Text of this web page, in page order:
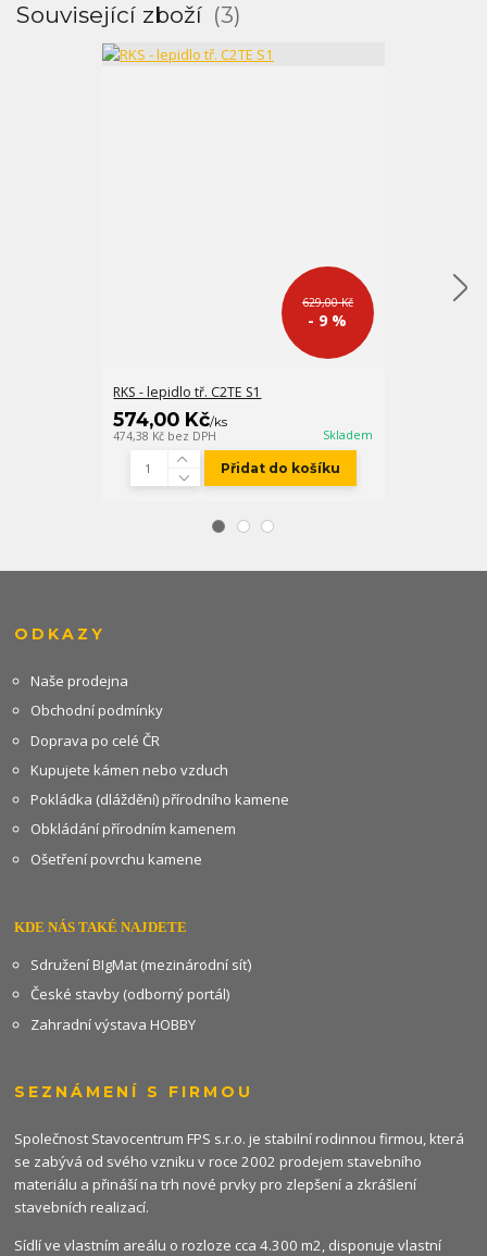
Související zboží 3
629,00 Kč
- 9 %
RKS - lepidlo tř. C2TE S1
574,00 Kč/ks
474,38 Kč bez DPH Skladem
Přidat do košíku
ODKAZY
Naše prodejna
Obchodní podmínky
Doprava po celé ČR
Kupujete kámen nebo vzduch
Pokládka (dláždění) přírodního kamene
Obkládání přírodním kamenem
Ošetření povrchu kamene
KDE NÁS TAKÉ NAJDETE
Sdružení BIgMat (mezinárodní síť)
České stavby (odborný portál)
Zahradní výstava HOBBY
SEZNÁMENÍ S FIRMOU
Společnost Stavocentrum FPS s.r.o. je stabilní rodinnou firmou, která
se zabývá od svého vzniku v roce 2002 prodejem stavebního
materiálu a přináší na trh nové prvky pro zlepšení a zkrášlení
stavebních realizací.
Sídlí ve vlastním areálu o rozloze cca 4.300 m2, disponuje vlastní